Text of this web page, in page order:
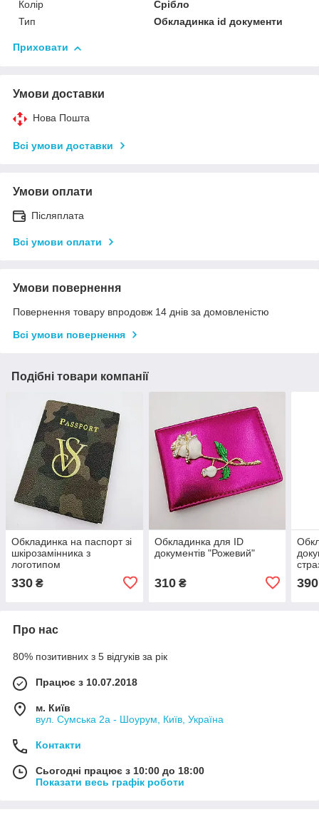
Колір
Срібло
Тип
Обкладинка id документи
Приховати
Умови доставки
Нова Пошта
Всі умови доставки
Умови оплати
Післяплата
Всі умови оплати
Умови повернення
Повернення товару впродовж 14 днів за домовленістю
Всі умови повернення
Подібні товари компанії
Обкладинка на паспорт зі
шкірозамінника з
логотипом
330 ₴
Обкладинка для ID
документів "Рожевий"
310₴ 390
Про нас
80% позитивних з 5 відгуків за рік
Працює з 10.07.2018
м. Київ
вул. Сумська 2а - Шоурум, Київ, Україна
Контакти
Сьогодні працює з 10:00 до 18:00
Показати весь графік роботи